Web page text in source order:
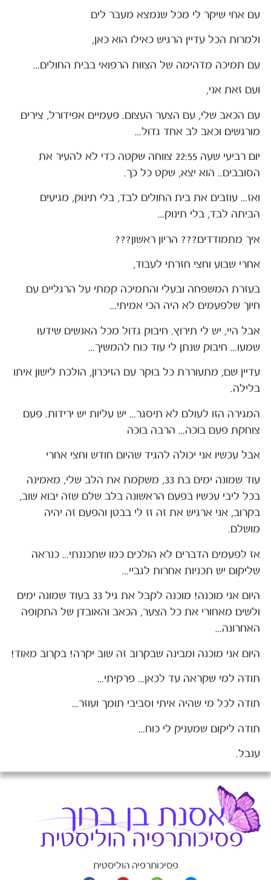
עם אחי שיקר לי מכל שנמצא מעבר לים
ולמרות הכל עדיין הרגיש כאילו הוא כאן,
עם תמיכה מדהימה של הצוות הרפואי בבית החולים…
ועם זאת אני,
עם הכאב שלי, עם הצער העצום. פעמיים אפידורל, צירים
מורגשים וכאב לב אחד גדול…
יום רביעי שעה 22:55 צווחה שקטה כדי לא להעיר את
הסובבים.. הוא יצא, שקט כל כך.
ואז… עוזבים את בית החולים לבד, בלי תינוק, מגיעים
הביתה לבד, בלי תינוק…
איך מתמודדים??? הריון ראשון???
אחרי שבוע וחצי חזרתי לעבוד,
בעזרת המשפחה ובעלי והתמיכה קמתי על הרגליים עם
חיוך שלפעמים לא היה הכי אמיתי…
אבל היי, יש לי תירוץ. חיבוק גדול מכל האנשים שידעו
שמעו… חיבוק שנתן לי עוד כוח להמשיך…
עדיין שם, מתעוררת כל בוקר עם הזיכרון, הולכת לישון איתו
בלילה.
המגירה הזו לעולם לא תיסגר… יש עליות יש ירידות. פעם
צוחקת פעם בוכה… הרבה בוכה
אבל עכשיו אני יכולה להגיד שהיום חודש וחצי אחרי
עוד שמונה ימים בת 33, משקמת את הלב שלי, מאמינה
בכל ליבי עכשיו בפעם הראשונה בלב שלם שזה יבוא שוב,
בקרוב, אני ארגיש את זה זז לי בבטן והפעם זה יהיה
מושלם.
אז לפעמים הדברים לא הולכים כמו שתכננתי… כנראה
שליקום יש תכניות אחרות לגביי…
היום אני מוכנה! מוכנה לקבל את גיל 33 בעוד שמונה ימים
ולשים מאחורי את כל הצער, הכאב והאובדן של התקופה
האחרונה…
היום אני מוכנה ומבינה שבקרוב זה שוב יקרה! בקרוב מאוד!
תודה למי שקראה עד לכאן… פרקיתי…
תודה לכל מי שהיה איתי וסביבי תומך ועוזר…
תודה ליקום שמעניק לי כוח…
ענבל.
פסיכותרפיה הוליסטית